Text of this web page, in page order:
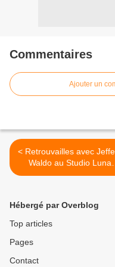
Commentaires
Ajouter un
< Retrouvailles avec Jeffers
Waldo au Studio Luna
Rossa afin d’en
Hébergé par Overblog
Top articles
Pages
Contact